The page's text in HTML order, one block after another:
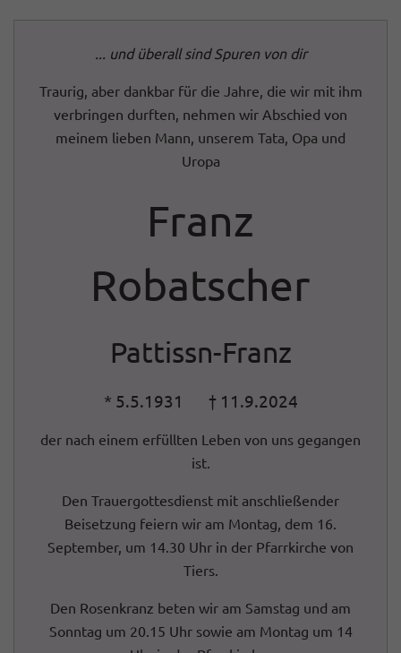
... und überall sind Spuren von dir
Traurig, aber dankbar für die Jahre, die wir mit ihm
verbringen durften, nehmen wir Abschied von
meinem lieben Mann, unserem Tata, Opa und
Uropa
Franz
Robatscher
Pattissn-Franz
* 5.5.1931 † 11.9.2024
der nach einem erfüllten Leben von uns gegangen
ist.
Den Trauergottesdienst mit anschließender
Beisetzung feiern wir am Montag, dem 16.
September, um 14.30 Uhr in der Pfarrkirche von
Tiers.
Den Rosenkranz beten wir am Samstag und am
Sonntag um 20.15 Uhr sowie am Montag um 14